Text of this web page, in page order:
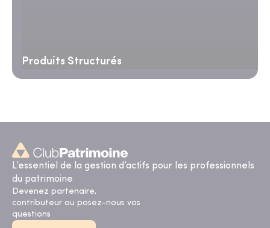
Produits Structurés
L’essentiel de la gestion d’actifs pour les professionnels
du patrimoine
Devenez partenaire,
contributeur ou posez-nous vos
questions